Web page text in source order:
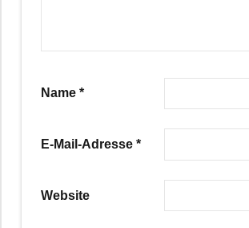
Name *
E-Mail-Adresse *
Website